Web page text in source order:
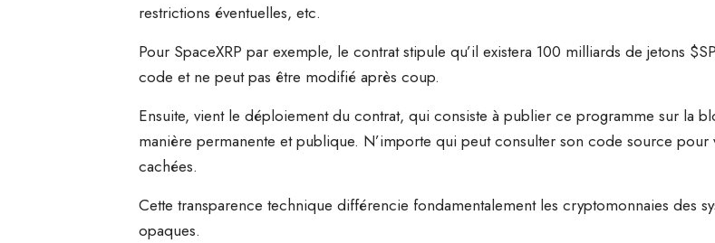
restrictions éventuelles, etc.
Pour SpaceXRP par exemple, le contrat stipule qu’il existera 100 milliards de jetons
code et ne peut pas être modifié après coup.
Ensuite, vient le déploiement du contrat, qui consiste à publier ce programme sur la
manière permanente et publique. N’importe qui peut consulter son code source
cachées.
Cette transparence technique différencie fondamentalement les cryptomonnaies des
opaques.